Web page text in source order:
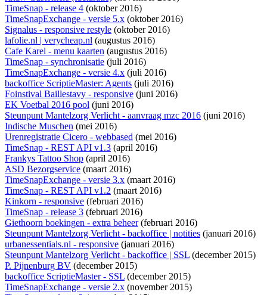
TimeSnap - release 4 (oktober 2016)
TimeSnapExchange - versie 5.x (oktober 2016)
Signalus - responsive restyle (oktober 2016)
lafolie.nl | verycheap.nl (augustus 2016)
Cafe Karel - menu kaarten (augustus 2016)
TimeSnap - synchronisatie (juli 2016)
TimeSnapExchange - versie 4.x (juli 2016)
backoffice ScriptieMaster: Agents (juli 2016)
Foinstival Baillestavy - responsive (juni 2016)
EK Voetbal 2016 pool (juni 2016)
Steunpunt Mantelzorg Verlicht - aanvraag mzc 2016 (juni 2016)
Indische Muschen (mei 2016)
Urenregistratie Cicero - webbased (mei 2016)
TimeSnap - REST API v1.3 (april 2016)
Frankys Tattoo Shop (april 2016)
ASD Bezorgservice (maart 2016)
TimeSnapExchange - versie 3.x (maart 2016)
TimeSnap - REST API v1.2 (maart 2016)
Kinkorn - responsive (februari 2016)
TimeSnap - release 3 (februari 2016)
Giethoorn boekingen - extra beheer(februari 2016)
Steunpunt Mantelzorg Verlicht - backoffice | notities (januari 2016)
urbanessentials.nl - responsive (januari 2016)
Steunpunt Mantelzorg Verlicht - backoffice | SSL (december 2015)
P. Pijnenburg BV (december 2015)
backoffice ScriptieMaster - SSL (december 2015)
TimeSnapExchange - versie 2.x (november 2015)